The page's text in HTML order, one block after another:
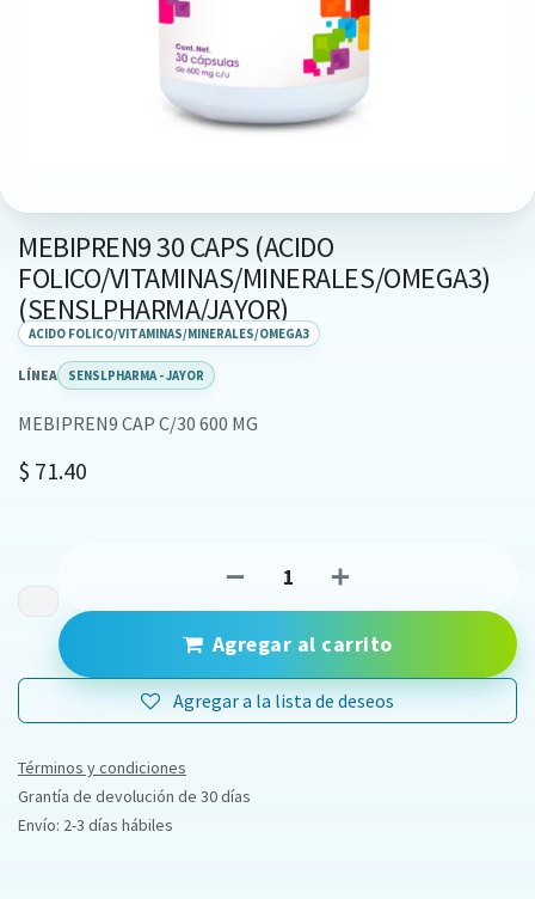
MEBIPREN9 30 CAPS (ACIDO
FOLICO/VITAMINAS/MINERALES/OMEGA3)
(SENSLPHARMA/JAYOR)
ACIDO FOLICO/VITAMINAS/MINERALES/OMEGA3
LÍNEA SENSLPHARMA - JAYOR
MEBIPREN9 CAP C/30 600 MG
$ 71.40
Agregar al carrito
Agregar a la lista de deseos
Términos y condiciones
Grantía de devolución de 30 días
Envío: 2-3 días hábiles